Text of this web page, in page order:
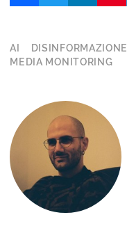
AI DISINFORMAZIONE
MEDIA MONITORING